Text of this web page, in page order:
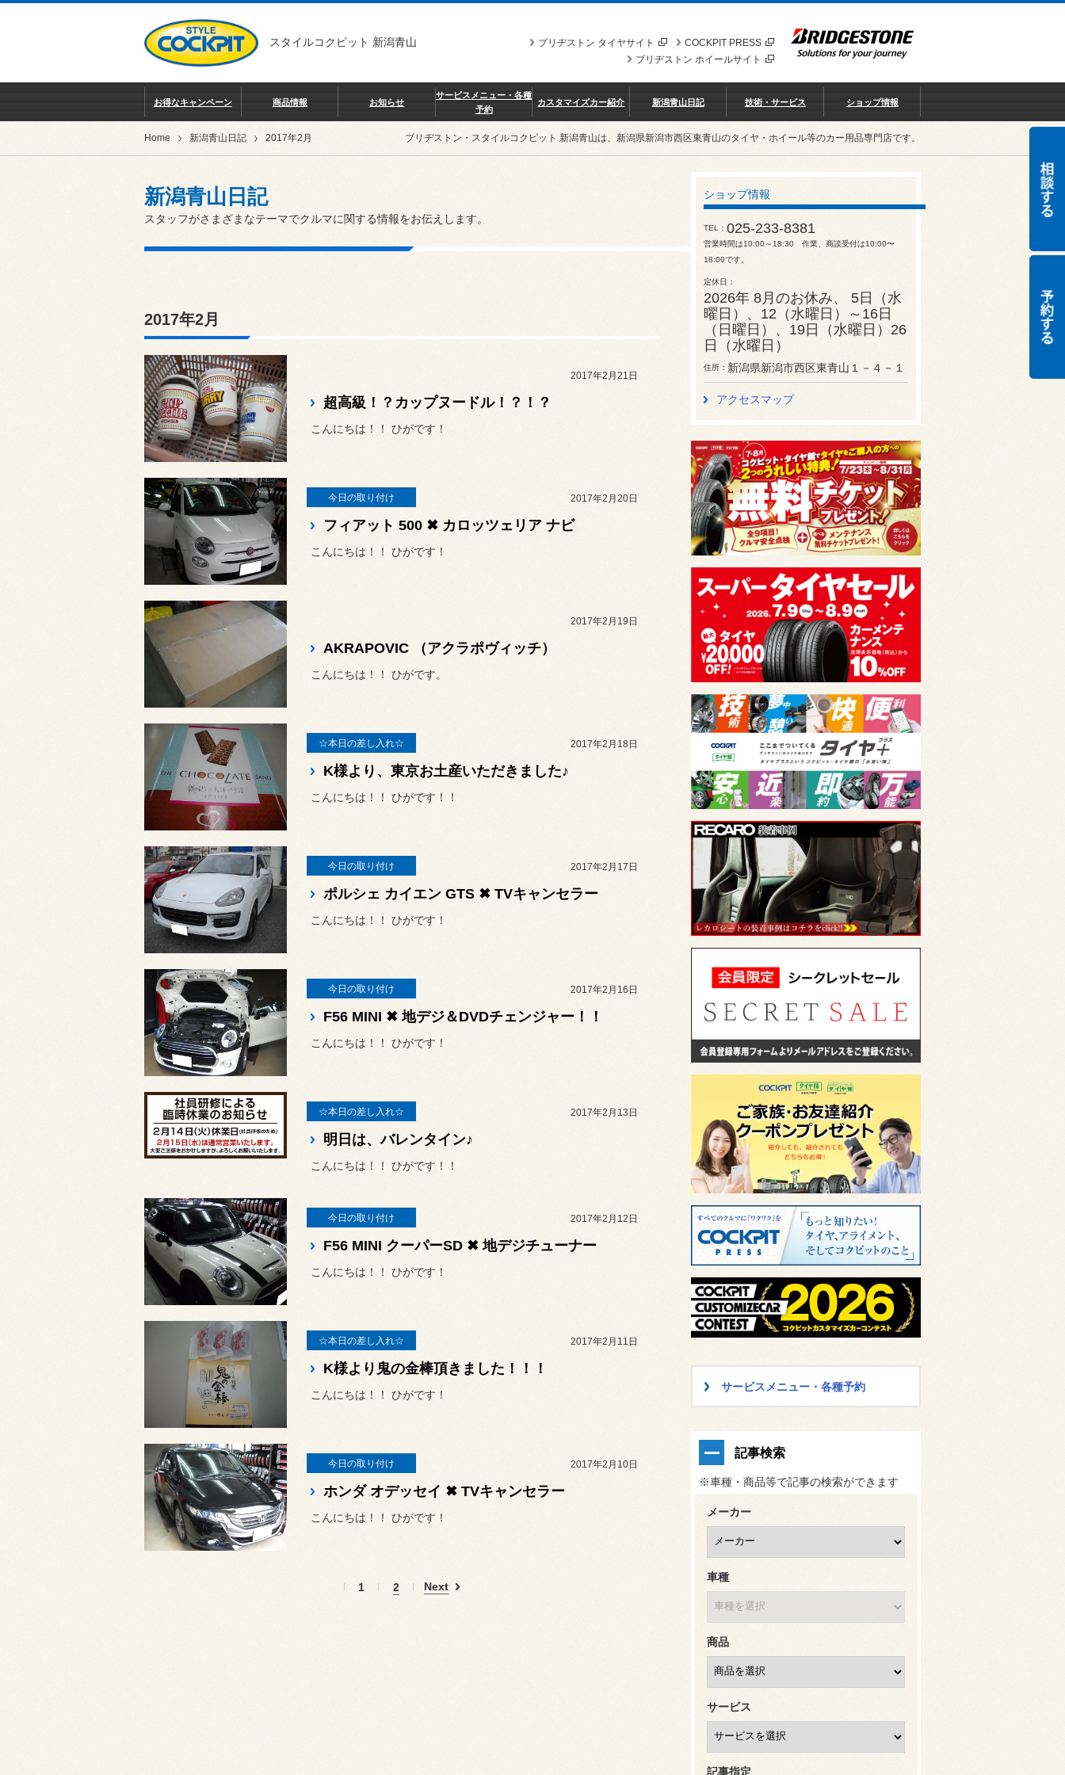
スタイルコクピット 新潟青山 COCKPIT PRESS
ブリヂストン タイヤサイト
ブリヂストン ホイールサイト
お得なキャンペーン 商品情報 お知らせ
サービスメニュー・各種
予約
カスタマイズカー紹介 新潟青山日記 技術・サービス ショップ情報
Home 新潟青山日記 2017年2月 ブリヂストン・スタイルコクピット 新潟青山は、新潟県新潟市西区東青山のタイヤ・ホイール等のカー用品専門店です。
新潟青山日記
スタッフがさまざまなテーマでクルマに関する情報をお伝えします。
2017年2月
2017年2月21日
超高級！？カップヌードル！？！？
こんにちは！！ ひがです！
今日の取り付け 2017年2月20日
フィアット 500 ✖ カロッツェリア ナビ
こんにちは！！ ひがです！
2017年2月19日
AKRAPOVIC （アクラポヴィッチ）
こんにちは！！ ひがです。
☆本日の差し入れ☆ 2017年2月18日
K様より、東京お土産いただきました♪
こんにちは！！ ひがです！！
今日の取り付け 2017年2月17日
ポルシェ カイエン GTS ✖ TVキャンセラー
こんにちは！！ ひがです！
今日の取り付け 2017年2月16日
F56 MINI ✖ 地デジ＆DVDチェンジャー！！
こんにちは！！ ひがです！
☆本日の差し入れ☆ 2017年2月13日
明日は、バレンタイン♪
こんにちは！！ ひがです！！
今日の取り付け 2017年2月12日
F56 MINI クーパーSD ✖ 地デジチューナー
こんにちは！！ ひがです！
☆本日の差し入れ☆ 2017年2月11日
K様より鬼の金棒頂きました！！！
こんにちは！！ ひがです！
今日の取り付け 2017年2月10日
ホンダ オデッセイ ✖ TVキャンセラー
こんにちは！！ ひがです！
1 2 Next
ショップ情報
TEL 025-233-8381
営業時間は10:00～18:30 作業、商談受付は10:00〜
18:00です。
定休日
2026年 8月のお休み、 5日（水
曜日）、12（水曜日）～16日
（日曜日）、19日（水曜日）26
日（水曜日）
住所 新潟県新潟市西区東青山１－４－１
アクセスマップ
サービスメニュー・各種予約
記事検索
※車種・商品等で記事の検索ができます
メーカー
車種
商品
サービス
記事指定